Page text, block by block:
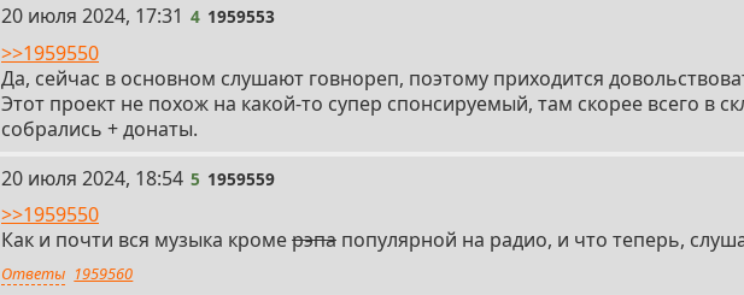
4
20 июля 2024, 17:31 4 1959553
>>1959550
Да, сейчас в основном слушают говнореп, поэтому приходится
Этот проект не похож на какой-то супер спонсируемый, там скорее всего в
собрались + донаты.
5
20 июля 2024, 18:54 5 1959559
>>1959550
Как и почти вся музыка кромерэпа популярной на радио, и что теперь,
Ответы 1959560